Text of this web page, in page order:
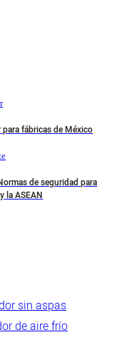
fábricas de México
de seguridad para
la ASEAN
sin aspas
de aire frío